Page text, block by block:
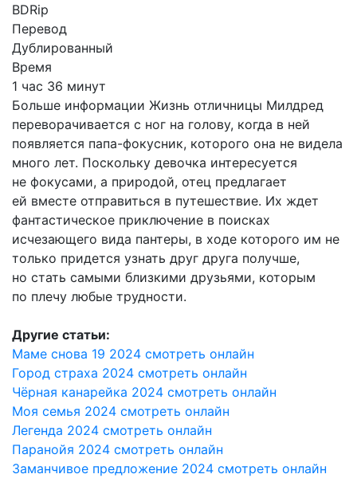
BDRip
Перевод
Дублированный
Время
1 час 36 минут
Больше информации Жизнь отличницы Милдред
переворачивается с ног на голову, когда в ней
появляется папа-фокусник, которого она не видела
много лет. Поскольку девочка интересуется
не фокусами, а природой, отец предлагает
ей вместе отправиться в путешествие. Их ждет
фантастическое приключение в поисках
исчезающего вида пантеры, в ходе которого им не
только придется узнать друг друга получше,
но стать самыми близкими друзьями, которым
по плечу любые трудности.
Другие статьи:
Маме снова 19 2024 смотреть онлайн
Город страха 2024 смотреть онлайн
Чёрная канарейка 2024 смотреть онлайн
Моя семья 2024 смотреть онлайн
Легенда 2024 смотреть онлайн
Паранойя 2024 смотреть онлайн
Заманчивое предложение 2024 смотреть онлайн